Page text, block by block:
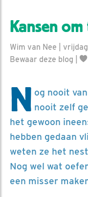
Kansen
Wim van Nee | vrijdag
Bewaar deze blog
N og nooit
nooit zelf
het gewoon
hebben gedaan
weten ze het
Nog wel wat
een misser